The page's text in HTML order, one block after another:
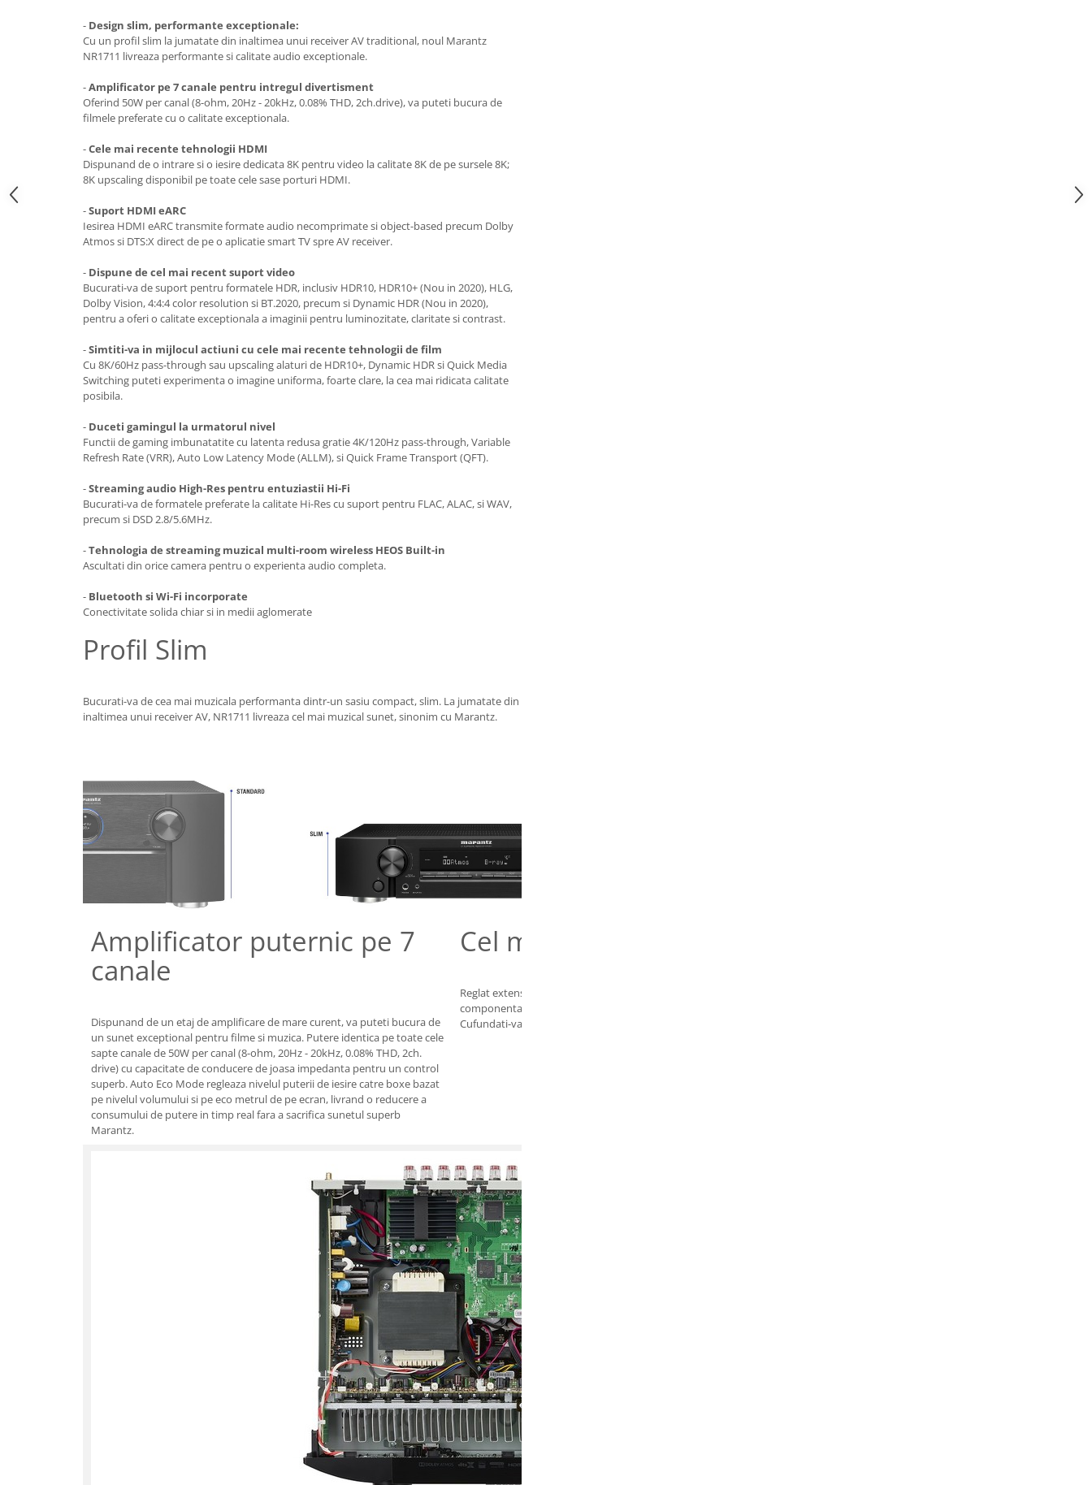
- Design slim, performante exceptionale:
Cu un profil slim la jumatate din inaltimea unui receiver AV traditional, noul Marantz
NR1711 livreaza performante si calitate audio exceptionale.
-Amplificator pe 7 canale pentru intregul divertisment
Oferind 50W per canal (8-ohm, 20Hz - 20kHz, 0.08% THD, 2ch.drive), va puteti bucura de
filmele preferate cu o calitate exceptionala.
-Cele mai recente tehnologii HDMI
Dispunand de o intrare si o iesire dedicata 8K pentru video la calitate 8K de pe sursele 8K;
8K upscaling disponibil pe toate cele sase porturi HDMI.
-Suport HDMI eARC
Iesirea HDMI eARC transmite formate audio necomprimate si object-based precum Dolby
Atmos si DTS:X direct de pe o aplicatie smart TV spre AV receiver.
- Dispune de cel mai recent suport video
Bucurati-va de suport pentru formatele HDR, inclusiv HDR10, HDR10+ (Nou in 2020), HLG,
Dolby Vision, 4:4:4 color resolution si BT.2020, precum si Dynamic HDR (Nou in 2020),
pentru a oferi o calitate exceptionala a imaginii pentru luminozitate, claritate si contrast.
-Simtiti-va in mijlocul actiuni cu cele mai recente tehnologii de film
Cu 8K/60Hz pass-through sau upscaling alaturi de HDR10+, Dynamic HDR si Quick Media
Switching puteti experimenta o imagine uniforma, foarte clare, la cea mai ridicata calitate
posibila.
- Duceti gamingul la urmatorul nivel
Functii de gaming imbunatatite cu latenta redusa gratie 4K/120Hz pass-through, Variable
Refresh Rate (VRR), Auto Low Latency Mode (ALLM), si Quick Frame Transport (QFT).
-Streaming audio High-Res pentru entuziastii Hi-Fi
Bucurati-va de formatele preferate la calitate Hi-Res cu suport pentru FLAC, ALAC, si WAV,
precum si DSD 2.8/5.6MHz.
-Tehnologia de streaming muzical multi-room wireless HEOS Built-in
Ascultati din orice camera pentru o experienta audio completa.
- Bluetooth si Wi-Fi incorporate
Conectivitate solida chiar si in medii aglomerate
Profil Slim
Bucurati-va de cea mai muzicala performanta dintr-un sasiu compact, slim. La jumatate din
inaltimea unui receiver AV, NR1711 livreaza cel mai muzical sunet, sinonim cu Marantz.
Amplificator puternic pe 7
canale
Dispunand de un etaj de amplificare de mare curent, va puteti bucura de
un sunet exceptional pentru filme si muzica. Putere identica pe toate cele
sapte canale de 50W per canal (8-ohm, 20Hz - 20kHz, 0.08% THD, 2ch.
drive) cu capacitate de conducere de joasa impedanta pentru un control
superb. Auto Eco Mode regleaza nivelul puterii de iesire catre boxe bazat
pe nivelul volumului si pe eco metrul de pe ecran, livrand o reducere a
consumului de putere in timp real fara a sacrifica sunetul superb
Marantz.
Cel mai muzical sunet
Reglat extensiv de maestrii de sunet Marantz pentru a livra o semnatura sonica excelenta. Nicio
componenta nu paraseste mainile inginerilor de sunet Marantz pana la trecerea unor teste riguroase.
Cufundati-va in cel mai muzical sunet, de pe orice sursa.